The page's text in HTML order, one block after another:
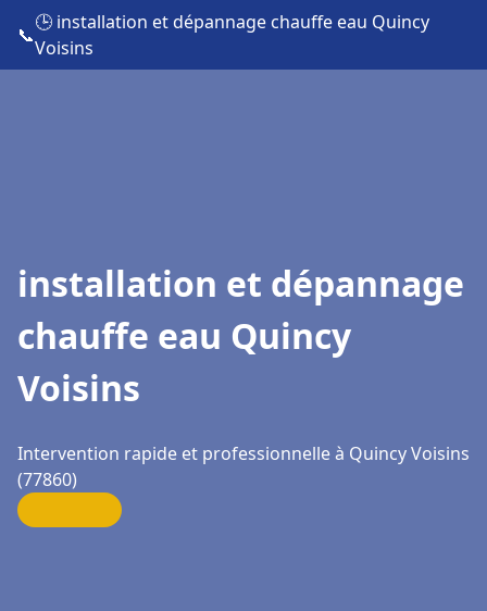
📞
🕒 installation et dépannage chauffe eau Quincy
Voisins
installation et dépannage
chauffe eau Quincy
Voisins
Intervention rapide et professionnelle à Quincy Voisins
(77860)